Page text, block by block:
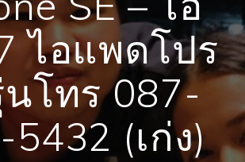
ไอแพดโปร
โทร 087-
5432 (เก่ง)